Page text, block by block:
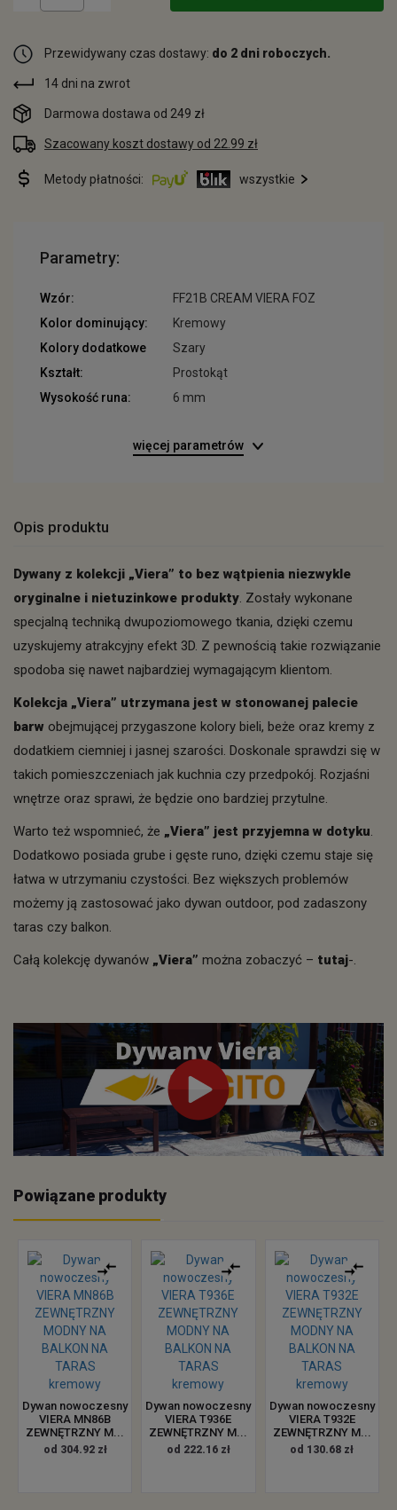
Przewidywany czas dostawy: do 2 dni roboczych.
14 dni na zwrot
Darmowa dostawa od 249 zł
Szacowany koszt dostawy od 22.99 zł
Metody płatności: wszystkie
Parametry:
Wzór:
FF21B CREAM VIERA FOZ
Kolor dominujący:
Kremowy
Kolory dodatkowe
Szary
Kształt:
Prostokąt
Wysokość runa:
6 mm
więcej parametrów
Opis produktu
Dywany z kolekcji „Viera” to bez wątpienia niezwykle
oryginalne i nietuzinkowe produkty. Zostały wykonane
specjalną techniką dwupoziomowego tkania, dzięki czemu
uzyskujemy atrakcyjny efekt 3D. Z pewnością takie rozwiązanie
spodoba się nawet najbardziej wymagającym klientom.
Kolekcja „Viera” utrzymana jest w stonowanej palecie
barw obejmującej przygaszone kolory bieli, beże oraz kremy z
dodatkiem ciemniej i jasnej szarości. Doskonale sprawdzi się w
takich pomieszczeniach jak kuchnia czy przedpokój. Rozjaśni
wnętrze oraz sprawi, że będzie ono bardziej przytulne.
Warto też wspomnieć, że „Viera” jest przyjemna w dotyku.
Dodatkowo posiada grube i gęste runo, dzięki czemu staje się
łatwa w utrzymaniu czystości. Bez większych problemów
możemy ją zastosować jako dywan outdoor, pod zadaszony
taras czy balkon.
Całą kolekcję dywanów „Viera” można zobaczyć – tutaj-.
Powiązane produkty
Dywan nowoczesny
VIERA MN86B
ZEWNĘTRZNY M...
od 304.92 zł
Dywan nowoczesny
VIERA T936E
ZEWNĘTRZNY M...
od 222.16 zł
Dywan nowoczesny
VIERA T932E
ZEWNĘTRZNY M...
od 130.68 zł